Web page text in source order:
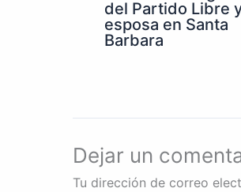
del Partido Libre
esposa en Santa
Barbara
Dejar un
Tu dirección de correo